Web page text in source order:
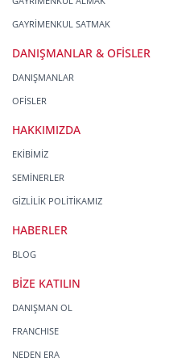
GAYRİMENKUL SATMAK
DANIŞMANLAR & OFİSLER
DANIŞMANLAR
OFİSLER
HAKKIMIZDA
EKİBİMİZ
SEMİNERLER
GİZLİLİK POLİTİKAMIZ
HABERLER
BLOG
BİZE KATILIN
DANIŞMAN OL
FRANCHISE
NEDEN ERA